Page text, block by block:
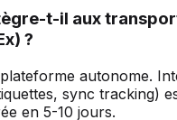
t-il aux
?
autonome.
sync tracking)
en 5-10 jours.